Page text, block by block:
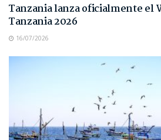
Tanzania lanza oficialmente el
Tanzania 2026
16/07/2026